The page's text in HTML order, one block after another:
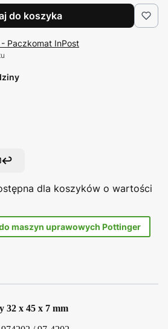
do koszyka
- Paczkomat InPost
dla koszyków o wartości
maszyn uprawowych Pottinger
32 x 45 x 7 mm